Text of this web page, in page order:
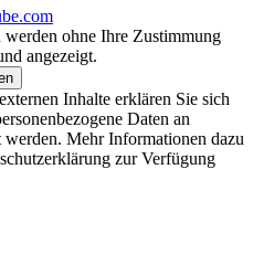
ohne Ihre Zustimmung
angezeigt.
Inhalte erklären Sie sich
Daten an
Mehr Informationen dazu
zur Verfügung